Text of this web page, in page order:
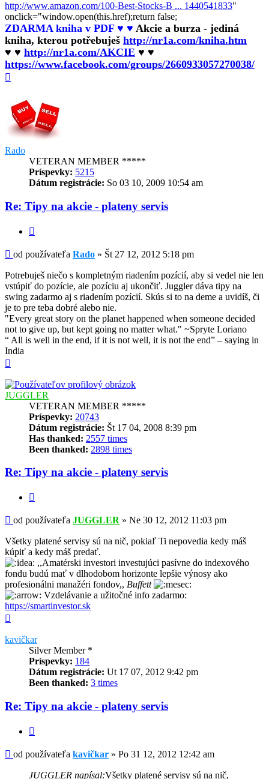
http://www.amazon.com/100-Best-Stocks-B ... 1440541833"
onclick="window.open(this.href);return false;
ZDARMA kniha v PDF ♥ ♥ Akcie a burza - jediná
kniha, kterou potřebuješ http://nr1a.com/kniha.htm
♥ ♥ http://nr1a.com/AKCIE ♥ ♥
https://www.facebook.com/groups/2660933057270038/
Rado
VETERAN MEMBER *****
Príspevky: 5215
Dátum registrácie: So 03 10, 2009 10:54 am
Re: Tipy na akcie - plateny servis
Príspevok
od používateľa Rado » Št 27 12, 2012 5:18 pm
Potrebuješ niečo s kompletným riadením pozícií, aby si vedel nie len
vstúpiť do pozície, ale pozíciu aj ukončiť. Juggler dáva tipy na
swing zadarmo aj s riadením pozícií. Skús si to na deme a uvidíš, či
je to pre teba dobré alebo nie.
"Every great story on the planet happened when someone decided
not to give up, but kept going no matter what." ~Spryte Loriano
“ All is well in the end, if it is not well, it is not the end” – saying in
India
JUGGLER
VETERAN MEMBER *****
Príspevky: 20743
Dátum registrácie: Št 17 04, 2008 8:39 pm
Has thanked: 2557 times
Been thanked: 2898 times
Re: Tipy na akcie - plateny servis
Príspevok
od používateľa JUGGLER » Ne 30 12, 2012 11:03 pm
Všetky platené servisy sú na nič, pokiaľ Ti nepovedia kedy máš
kúpiť a kedy máš predať.
,,Amatérski investori investujúci pasívne do indexového
fondu budú mať v dlhodobom horizonte lepšie výnosy ako
profesionálni manažéri fondov,, Buffett
Vzdelávanie a užitočné info zadarmo:
https://smartinvestor.sk
kavičkar
Silver Member *
Príspevky: 184
Dátum registrácie: Ut 17 07, 2012 9:42 pm
Been thanked: 3 times
Re: Tipy na akcie - plateny servis
Príspevok
od používateľa kavičkar » Po 31 12, 2012 12:42 am
JUGGLER napísal:Všetky platené servisy sú na nič,